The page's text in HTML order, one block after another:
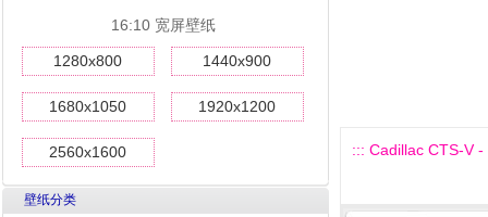
16:10 宽屏壁纸
1280x800 1440x900
1680x1050 1920x1200
2560x1600
壁纸分类
::: Cadillac CTS-V